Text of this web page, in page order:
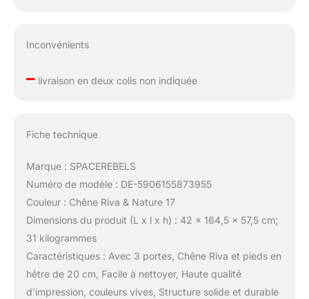
Inconvénients
–livraison en deux colis non indiquée
Fiche technique
Marque : SPACEREBELS
Numéro de modèle : DE-5906155873955
Couleur : Chêne Riva & Nature 17
Dimensions du produit (L x l x h) : 42 x 164,5 x 57,5 cm;
31 kilogrammes
Caractéristiques : Avec 3 portes, Chêne Riva et pieds en
hêtre de 20 cm, Facile à nettoyer, Haute qualité
d’impression, couleurs vives, Structure solide et durable